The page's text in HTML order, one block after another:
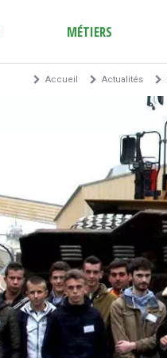
MÉTIERS
Accueil Actualités